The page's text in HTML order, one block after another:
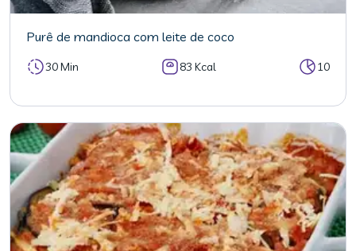
Purê de mandioca com leite de coco
30 Min 83 Kcal 10